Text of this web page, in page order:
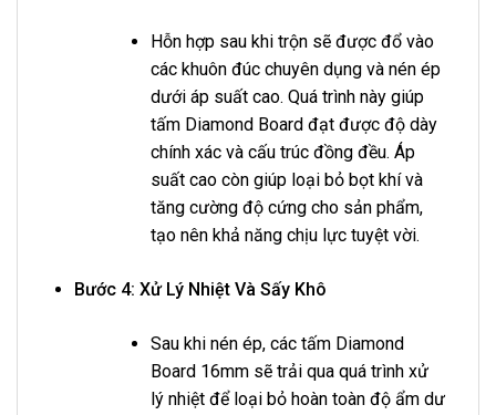
Hỗn hợp sau khi trộn sẽ được đổ vào
các khuôn đúc chuyên dụng và nén ép
dưới áp suất cao. Quá trình này giúp
tấm Diamond Board đạt được độ dày
chính xác và cấu trúc đồng đều. Áp
suất cao còn giúp loại bỏ bọt khí và
tăng cường độ cứng cho sản phẩm,
tạo nên khả năng chịu lực tuyệt vời.
Bước 4: Xử Lý Nhiệt Và Sấy Khô
Sau khi nén ép, các tấm Diamond
Board 16mm sẽ trải qua quá trình xử
lý nhiệt để loại bỏ hoàn toàn độ ẩm dư